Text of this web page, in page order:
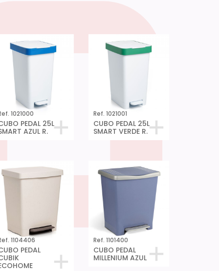
1021000
PEDAL 25L
AZUL R.
Ref. 1021001
CUBO PEDAL 25L
SMART VERDE R.
1104406
PEDAL
Ref. 1101400
CUBO PEDAL
MILLENIUM AZUL